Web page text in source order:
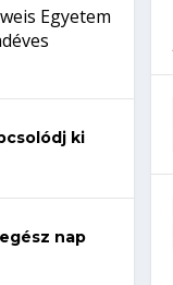
Egyetem
ki
nap